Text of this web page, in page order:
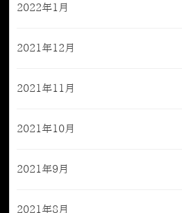
2022年1月
2021年12月
2021年11月
2021年10月
2021年9月
2021年8月